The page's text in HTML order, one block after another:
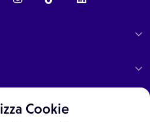
Cookie